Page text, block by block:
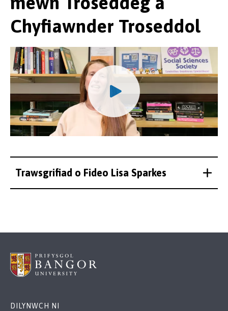
Chyfiawnder Troseddol
Trawsgrifiad o Fideo Lisa Sparkes
DILYNWCH NI